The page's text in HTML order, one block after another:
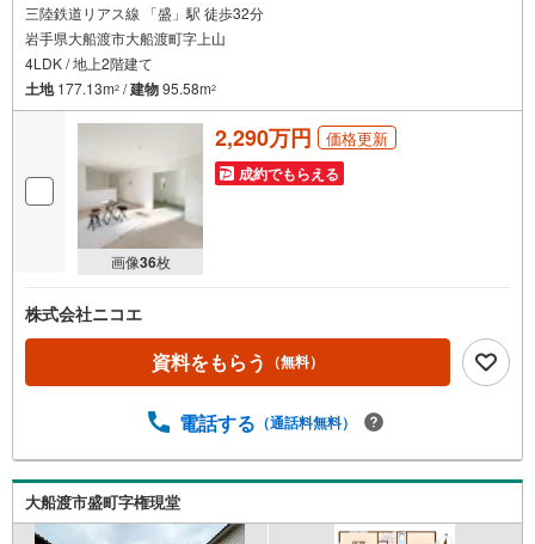
三陸鉄道リアス線 「盛」駅 徒歩32分
岩手県大船渡市大船渡町字上山
4LDK / 地上2階建て
土地177.13m2 /建物95.58m2
画像36枚
2,290万円 価格更新
成約でもらえる
株式会社ニコエ
資料をもらう （無料）
電話する （通話料無料）
大船渡市盛町字権現堂